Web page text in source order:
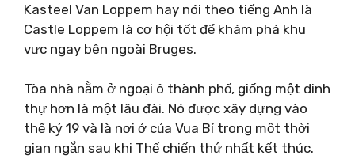
Kasteel Van Loppem hay nói theo tiếng Anh là
Castle Loppem là cơ hội tốt để khám phá khu
vực ngay bên ngoài Bruges.
Tòa nhà nằm ở ngoại ô thành phố, giống một dinh
thự hơn là một lâu đài. Nó được xây dựng vào
thế kỷ 19 và là nơi ở của Vua Bỉ trong một thời
gian ngắn sau khi Thế chiến thứ nhất kết thúc.